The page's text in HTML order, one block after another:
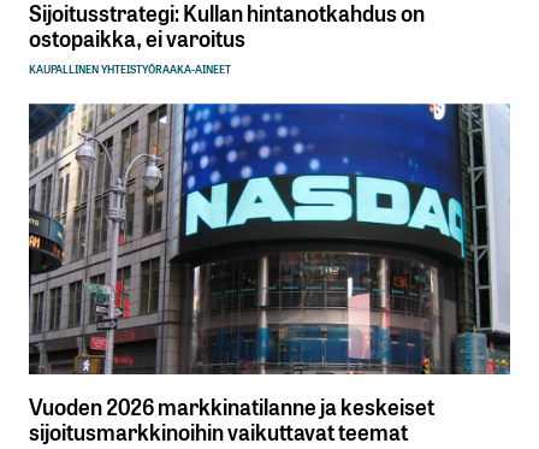
Sijoitusstrategi: Kullan hintanotkahdus on
ostopaikka, ei varoitus
KAUPALLINEN YHTEISTYÖRAAKA-AINEET
Vuoden 2026 markkinatilanne ja keskeiset
sijoitusmarkkinoihin vaikuttavat teemat